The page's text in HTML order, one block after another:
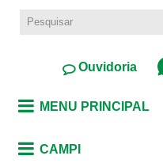
Ouvidoria
MENU PRINCIPAL
CAMPI